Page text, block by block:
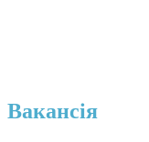
Вакансія